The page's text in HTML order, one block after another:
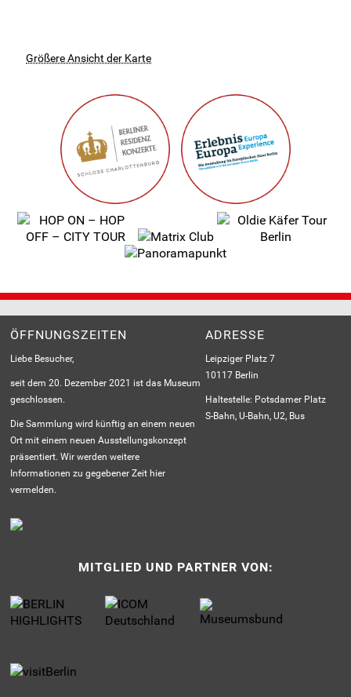
Größere Ansicht der Karte
ÖFFNUNGSZEITEN
Liebe Besucher,
seit dem 20. Dezember 2021 ist das Museum
geschlossen.
Die Sammlung wird künftig an einem neuen
Ort mit einem neuen Ausstellungskonzept
präsentiert. Wir werden weitere
Informationen zu gegebener Zeit hier
vermelden.
ADRESSE
Leipziger Platz 7
10117 Berlin
Haltestelle: Potsdamer Platz
S-Bahn, U-Bahn, U2, Bus
MITGLIED UND PARTNER VON: